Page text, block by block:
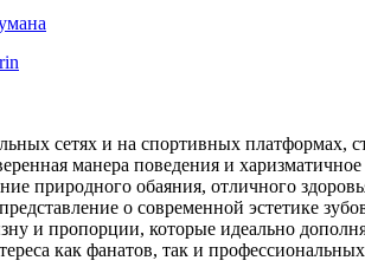
сетях и на спортивных платформах,
манера поведения и
природного обаяния, отличного
о современной эстетике
и пропорции, которые идеально
как фанатов, так и